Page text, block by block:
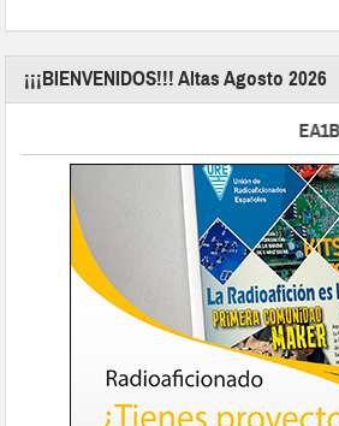
¡¡¡BIENVENIDOS!!! Altas Agosto 2026